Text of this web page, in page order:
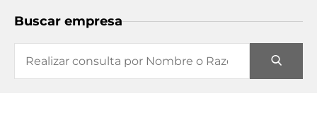
Buscar empresa